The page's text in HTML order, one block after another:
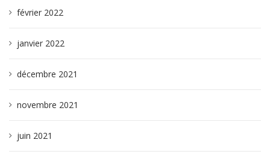
février 2022
janvier 2022
décembre 2021
novembre 2021
juin 2021